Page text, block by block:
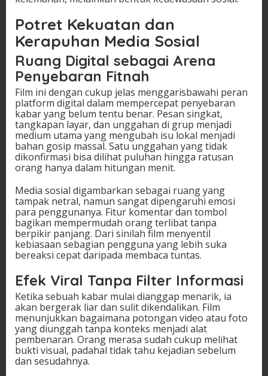
Potret Kekuatan dan
Kerapuhan Media Sosial
Ruang Digital sebagai Arena
Penyebaran Fitnah
Film ini dengan cukup jelas menggarisbawahi peran
platform digital dalam mempercepat penyebaran
kabar yang belum tentu benar. Pesan singkat,
tangkapan layar, dan unggahan di grup menjadi
medium utama yang mengubah isu lokal menjadi
bahan gosip massal. Satu unggahan yang tidak
dikonfirmasi bisa dilihat puluhan hingga ratusan
orang hanya dalam hitungan menit.
Media sosial digambarkan sebagai ruang yang
tampak netral, namun sangat dipengaruhi emosi
para penggunanya. Fitur komentar dan tombol
bagikan mempermudah orang terlibat tanpa
berpikir panjang. Dari sinilah film menyentil
kebiasaan sebagian pengguna yang lebih suka
bereaksi cepat daripada membaca tuntas.
Efek Viral Tanpa Filter Informasi
Ketika sebuah kabar mulai dianggap menarik, ia
akan bergerak liar dan sulit dikendalikan. Film
menunjukkan bagaimana potongan video atau foto
yang diunggah tanpa konteks menjadi alat
pembenaran. Orang merasa sudah cukup melihat
bukti visual, padahal tidak tahu kejadian sebelum
dan sesudahnya.